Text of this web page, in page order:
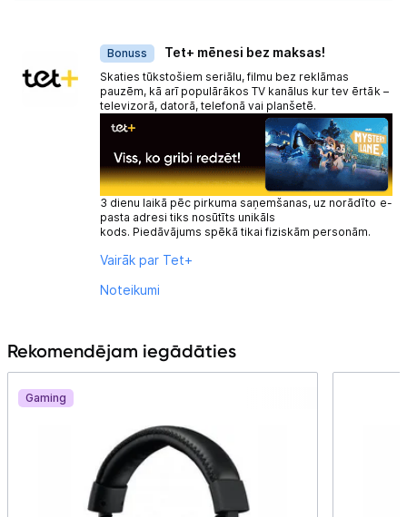
Bonuss Tet+ mēnesi bez maksas!
Skaties tūkstošiem seriālu, filmu bez reklāmas
pauzēm, kā arī populārākos TV kanālus kur tev ērtāk –
televizorā, datorā, telefonā vai planšetē.
3 dienu laikā pēc pirkuma saņemšanas, uz norādīto e-
pasta adresi tiks nosūtīts unikāls
kods. Piedāvājums spēkā tikai fiziskām personām.
Vairāk par Tet+
Noteikumi
Rekomendējam iegādāties
Gaming